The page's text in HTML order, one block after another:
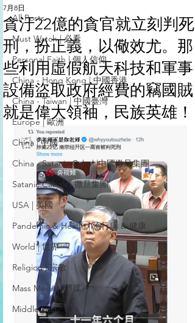
All Posts
Must Watch | 必看
Personal Faith | 個人信仰
China - Hong Kong | 中國香港
China - Taiwan | 中國臺灣
Europe | 歐洲
China | 中國
China - Satanic Cabal |中國撒旦集團
Satanic Cabals | 撒旦集團
USA | 美國
Pandemic & Health | 流行病 & 健康
World | 世界
Religion | 宗教
Mass Media | 傳媒
Middle East
貪汙22億的貪官就立刻判死
刑，扮正義，以儆效尤。那
些利用虛假航天科技和軍事
設備盜取政府經費的竊國賊
就是偉大領袖，民族英雄！
7月8日